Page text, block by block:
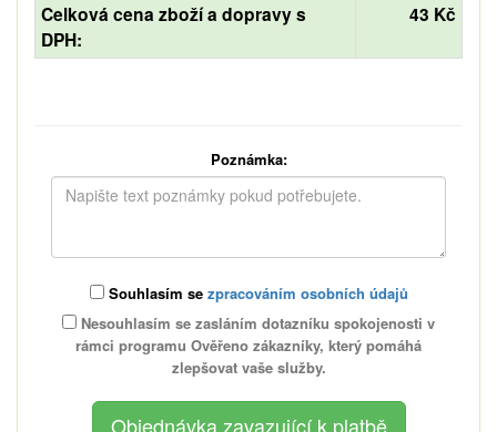
Celková cena zboží a dopravy s
DPH:
43 Kč
Poznámka:
Souhlasím se zpracováním osobních údajů
Nesouhlasím se zasláním dotazníku spokojenosti v
rámci programu Ověřeno zákazníky, který pomáhá
zlepšovat vaše služby.